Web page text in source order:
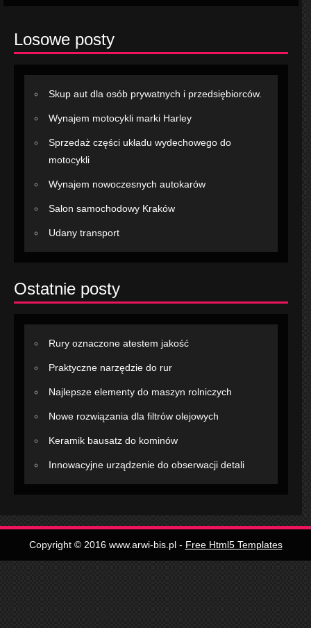
Losowe posty
Skup aut dla osób prywatnych i przedsiębiorców.
Wynajem motocykli marki Harley
Sprzedaż części układu wydechowego do
motocykli
Wynajem nowoczesnych autokarów
Salon samochodowy Kraków
Udany transport
Ostatnie posty
Rury oznaczone atestem jakość
Praktyczne narzędzie do rur
Najlepsze elementy do maszyn rolniczych
Nowe rozwiązania dla filtrów olejowych
Keramik bausatz do kominów
Innowacyjne urządzenie do obserwacji detali
Copyright © 2016 www.arwi-bis.pl - Free Html5 Templates